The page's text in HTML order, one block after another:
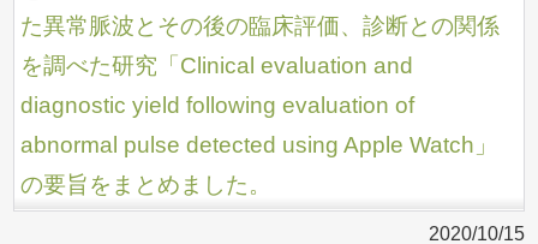
た異常脈波とその後の臨床評価、診断との関係
を調べた研究「Clinical evaluation and
diagnostic yield following evaluation of
abnormal pulse detected using Apple Watch」
の要旨をまとめました。
2020/10/15